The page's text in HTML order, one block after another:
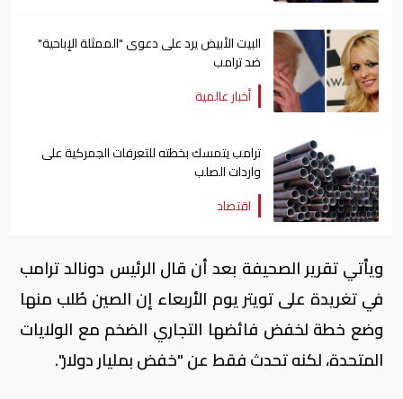
البيت الأبيض يرد على دعوى "الممثلة الإباحية"
ضد ترامب
أخبار عالمية
ترامب يتمسك بخطته للتعرفات الجمركية على
واردات الصلب
اقتصاد
ويأتي تقرير الصحيفة بعد أن قال الرئيس دونالد ترامب
في تغريدة على تويتر يوم الأربعاء إن الصين طُلب منها
وضع خطة لخفض فائضها التجاري الضخم مع الولايات
المتحدة، لكنه تحدث فقط عن "خفض بمليار دولار".